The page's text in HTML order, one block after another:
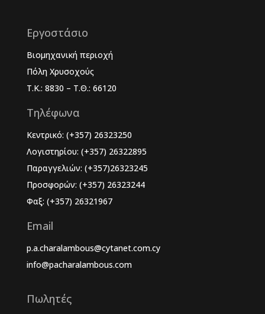
Εργοστάσιο
Βιομηχανική περιοχή
Πόλη Χρυσοχούς
Τ.Κ.: 8830 – Τ.Θ.: 66120
Τηλέφωνα
Κεντρικό: (+357) 26323250
Λογιστηρίου: (+357) 26322895
Παραγγελιών: (+357)26323245
Προσφορών: (+357) 26323244
Φαξ: (+357) 26321967
Email
p.a.charalambous@cytanet.com.cy
info@pacharalambous.com
Πωλητές